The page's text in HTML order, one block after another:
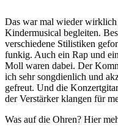
Das war mal wieder
Kindermusical begleiten.
verschiedene Stilistiken
funkig. Auch ein Rap und
Moll waren dabei. Der
ich sehr songdienlich und
gefreut. Und die
der Verstärker klangen für
Was auf die Ohren? Hier